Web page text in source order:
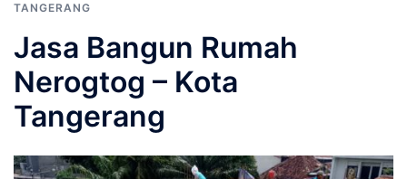
TANGERANG
Jasa Bangun Rumah
Nerogtog – Kota
Tangerang